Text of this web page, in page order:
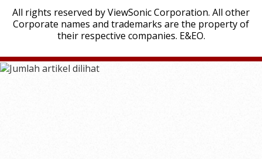
All rights reserved by ViewSonic Corporation. All other
Corporate names and trademarks are the property of
their respective companies. E&EO.